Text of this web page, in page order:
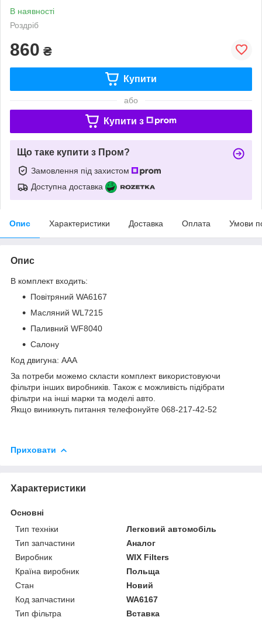
В наявності
Роздріб
860 ₴
Купити
або
Купити з
Що таке купити з Пром?
Замовлення під захистом
Доступна доставка
Опис Характеристики Доставка Оплата Умови
Опис
В комплект входить:
Повітряний WA6167
Масляний WL7215
Паливний WF8040
Салону
Код двигуна: AAA
За потреби можемо скласти комплект використовуючи
фільтри інших виробників. Також є можливість підібрати
фільтри на інші марки та моделі авто.
Якщо виникнуть питання телефонуйте 068-217-42-52
Приховати
Характеристики
Основні
Тип техніки
Легковий автомобіль
Тип запчастини
Аналог
Виробник
WIX Filters
Країна виробник
Польща
Стан
Новий
Код запчастини
WA6167
Тип фільтра
Вставка